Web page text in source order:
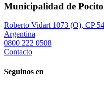
Municipalidad de Pocito
Roberto Vidart 1073 (O), CP
Argentina
0800 222 0508
Contacto
Seguinos en